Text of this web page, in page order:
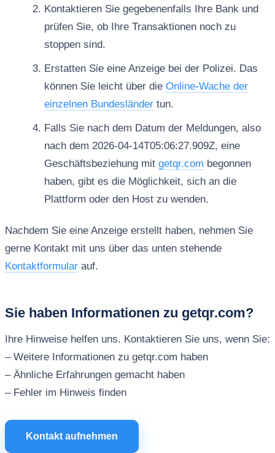
Kontaktieren Sie gegebenenfalls Ihre Bank und
prüfen Sie, ob Ihre Transaktionen noch zu
stoppen sind.
Erstatten Sie eine Anzeige bei der Polizei. Das
können Sie leicht über die Online-Wache der
einzelnen Bundesländertun.
Falls Sie nach dem Datum der Meldungen, also
nach dem 2026-04-14T05:06:27.909Z, eine
Geschäftsbeziehung mit getqr.com begonnen
haben, gibt es die Möglichkeit, sich an die
Plattform oder den Host zu wenden.
Nachdem Sie eine Anzeige erstellt haben, nehmen Sie
gerne Kontakt mit uns über das unten stehende
Kontaktformularauf.
Sie haben Informationen zu getqr.com?
Ihre Hinweise helfen uns. Kontaktieren Sie uns, wenn Sie:
– Weitere Informationen zu getqr.com haben
– Ähnliche Erfahrungen gemacht haben
– Fehler im Hinweis finden
Kontakt aufnehmen